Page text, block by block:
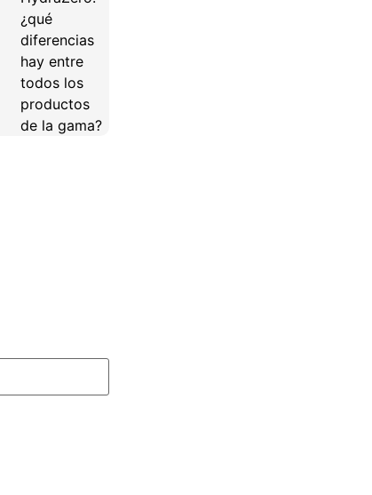
¿qué
diferencias
hay entre
todos los
productos
de la gama?